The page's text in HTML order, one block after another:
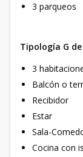
3 parqueos
Tipología G
3
Balcón o
Recibidor
Estar
Sala-
Cocina con